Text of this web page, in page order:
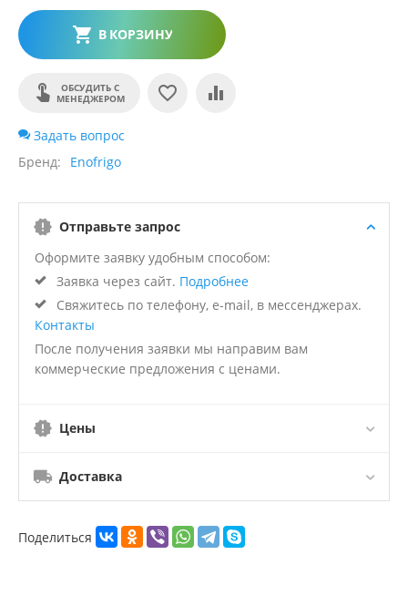
В КОРЗИНУ
ОБСУДИТЬ С
МЕНЕДЖЕРОМ
Задать вопрос
Бренд
Enofrigo
Отправьте запрос
Оформите заявку удобным способом:
Заявка через сайт. Подробнее
Свяжитесь по телефону, e-mail, в мессенджерах.
Контакты
После получения заявки мы направим вам
коммерческие предложения с ценами.
Цены
Доставка
Поделиться